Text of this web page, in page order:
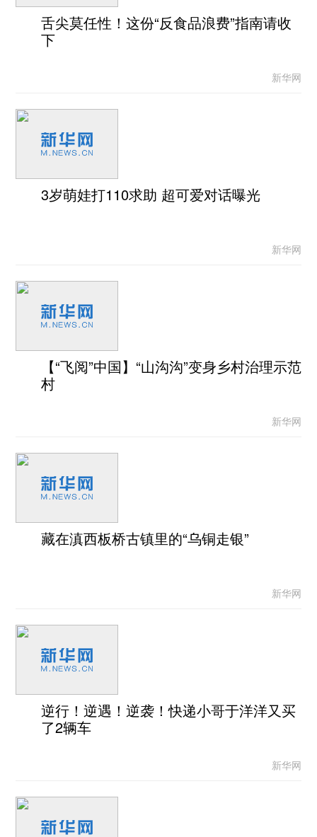
舌尖莫任性！这份“反食品浪费”指南请收
下
新华网
3岁萌娃打110求助 超可爱对话曝光
新华网
【“飞阅”中国】“山沟沟”变身乡村治理示范
村
新华网
藏在滇西板桥古镇里的“乌铜走银”
新华网
逆行！逆遇！逆袭！快递小哥于洋洋又买
了2辆车
新华网